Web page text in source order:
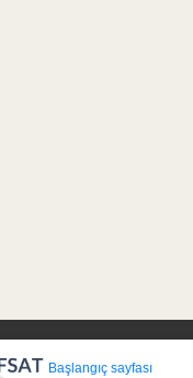
Başlangıç sayfası